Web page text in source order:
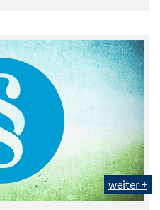
weiter +